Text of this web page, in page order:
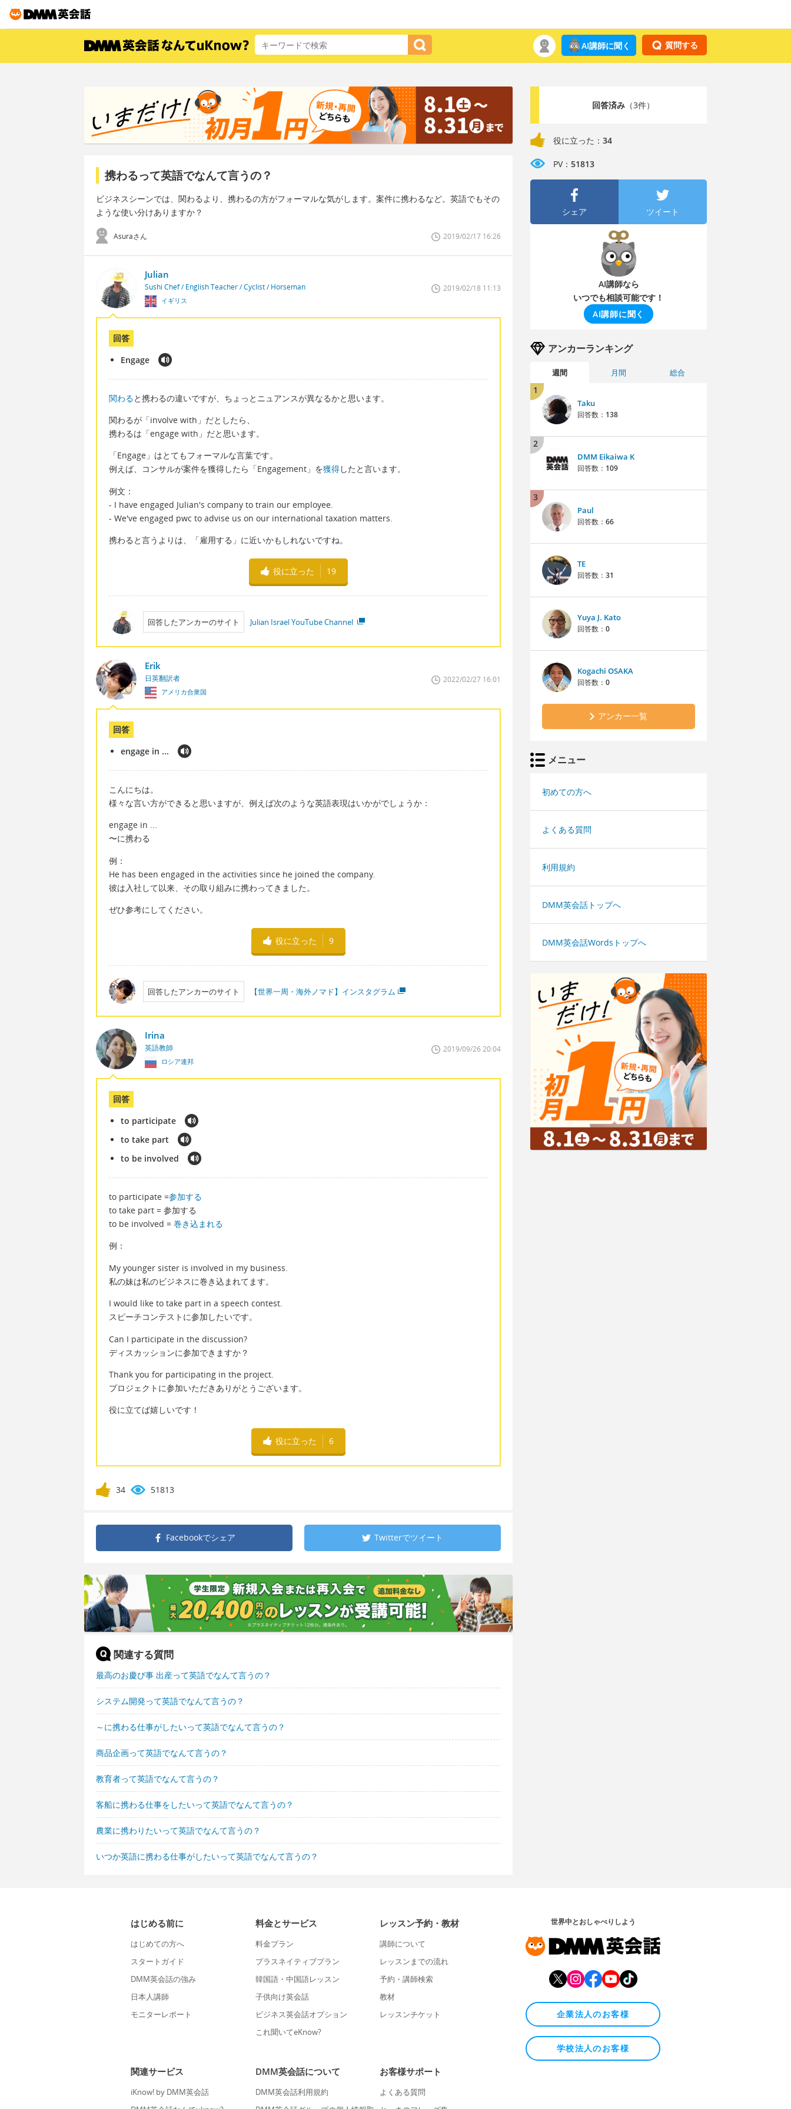
質問する
AI講師に聞く
携わるって英語でなんて言うの？
ビジネスシーンでは、関わるより、携わるの方がフォーマルな気がします。案件に携わるなど。英語でもその
ような使い分けありますか？
Asuraさん 2019/02/17 16:26
Julian
Sushi Chef / English Teacher / Cyclist / Horseman
イギリス
2019/02/18 11:13
回答
Engage
関わると携わるの違いですが、ちょっとニュアンスが異なるかと思います。
関わるが「involve with」だとしたら、
携わるは「engage with」だと思います。
「Engage」はとてもフォーマルな言葉です。
例えば、コンサルが案件を獲得したら「Engagement」を獲得したと言います。
例文：
- I have engaged Julian's company to train our employee.
- We've engaged pwc to advise us on our international taxation matters.
携わると言うよりは、「雇用する」に近いかもしれないですね。
役に立った 19
回答したアンカーのサイト Julian Israel YouTube Channel
Erik
日英翻訳者
アメリカ合衆国
2022/02/27 16:01
回答
engage in ...
こんにちは。
様々な言い方ができると思いますが、例えば次のような英語表現はいかがでしょうか：
engage in ...
〜に携わる
例：
He has been engaged in the activities since he joined the company.
彼は入社して以来、その取り組みに携わってきました。
ぜひ参考にしてください。
役に立った 9
回答したアンカーのサイト 【世界一周・海外ノマド】インスタグラム
Irina
英語教師
ロシア連邦
2019/09/26 20:04
回答
to participate
to take part
to be involved
to participate =参加する
to take part = 参加する
to be involved = 巻き込まれる
例：
My younger sister is involved in my business.
私の妹は私のビジネスに巻き込まれてます。
I would like to take part in a speech contest.
スピーチコンテストに参加したいです。
Can I participate in the discussion?
ディスカッションに参加できますか？
Thank you for participating in the project.
プロジェクトに参加いただきありがとうございます。
役に立てば嬉しいです！
役に立った 6
34 51813
Facebookでシェア Twitterでツイート
関連する質問
最高のお慶び事 出産って英語でなんて言うの？
システム開発って英語でなんて言うの？
～に携わる仕事がしたいって英語でなんて言うの？
商品企画って英語でなんて言うの？
教育者って英語でなんて言うの？
客船に携わる仕事をしたいって英語でなんて言うの？
農業に携わりたいって英語でなんて言うの？
いつか英語に携わる仕事がしたいって英語でなんて言うの？
回答済み（3件）
役に立った： 34
PV： 51813
シェア ツイート
AI講師なら
いつでも相談可能です！
AI講師に聞く
アンカーランキング
週間 月間 総合
1
Taku
回答数： 138
2
DMM Eikaiwa K
回答数： 109
3
Paul
回答数： 66
TE
回答数： 31
Yuya J. Kato
回答数： 0
Kogachi OSAKA
回答数： 0
アンカー一覧
メニュー
初めての方へ
よくある質問
利用規約
DMM英会話トップへ
DMM英会話Wordsトップへ
はじめる前に
はじめての方へ
スタートガイド
DMM英会話の強み
日本人講師
モニターレポート
料金とサービス
料金プラン
プラスネイティブプラン
韓国語・中国語レッスン
子供向け英会話
ビジネス英会話オプション
これ聞いてeKnow?
レッスン予約・教材
講師について
レッスンまでの流れ
予約・講師検索
教材
レッスンチケット
関連サービス
iKnow! by DMM英会話
DMM英会話について
DMM英会話利用規約
お客様サポート
よくある質問
世界中とおしゃべりしよう
企業法人のお客様
学校法人のお客様